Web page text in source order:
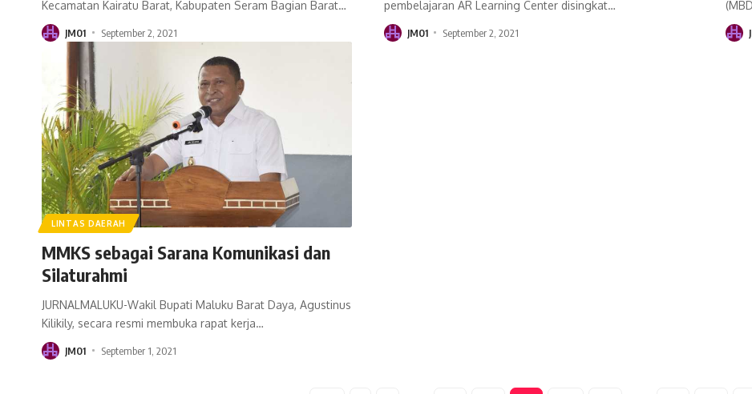
Kecamatan Kairatu Barat, Kabupaten Seram Bagian Barat…
JM01 September 2, 2021
pembelajaran AR Learning Center disingkat…
JM01 September 2, 2021
LINTAS DAERAH
MMKS sebagai Sarana Komunikasi dan
Silaturahmi
JURNALMALUKU-Wakil Bupati Maluku Barat Daya, Agustinus
Kilikily, secara resmi membuka rapat kerja…
JM01 September 1, 2021